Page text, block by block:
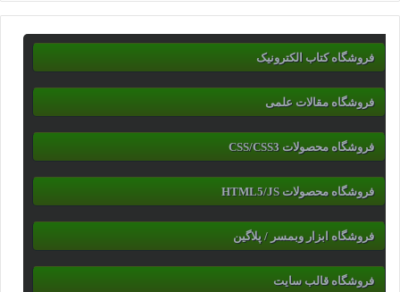
فروشگاه کتاب الکترونیک
فروشگاه مقالات علمی
فروشگاه محصولات CSS/CSS3
فروشگاه محصولات HTML5/JS
فروشگاه ابزار وبمسر / پلاگین
فروشگاه قالب سایت